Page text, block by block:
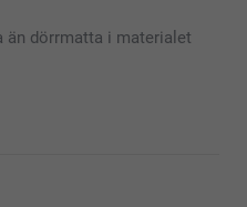
än dörrmatta i materialet